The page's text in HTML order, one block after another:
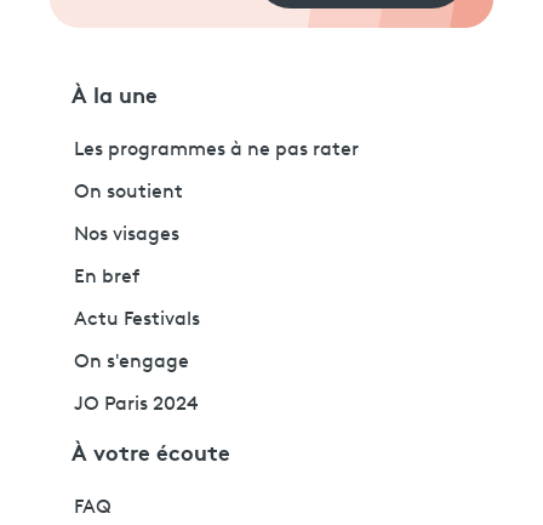
À la une
Les programmes à ne pas rater
On soutient
Nos visages
En bref
Actu Festivals
On s'engage
JO Paris 2024
À votre écoute
FAQ